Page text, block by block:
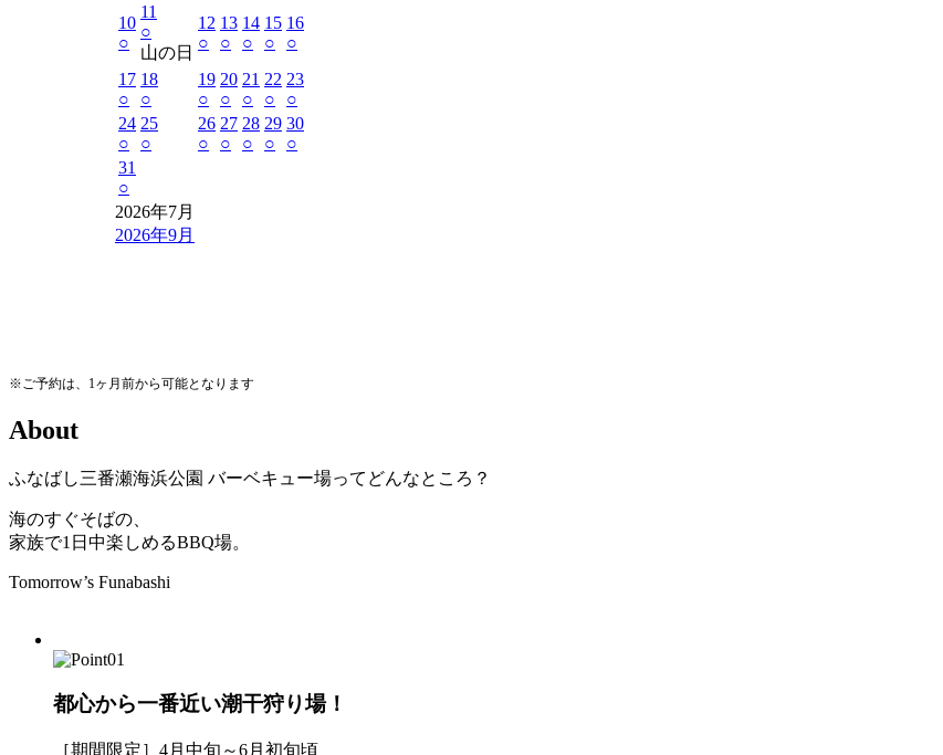
10
○
11
○
山の日
12
○
13
○
14
○
15
○
16
○
17
○
18
○
19
○
20
○
21
○
22
○
23
○
24
○
25
○
26
○
27
○
28
○
29
○
30
○
31
○
2026年7月
2026年9月
※ご予約は、1ヶ月前から可能となります
About
ふなばし三番瀬海浜公園 バーベキュー場ってどんなところ？
海のすぐそばの、
家族で1日中楽しめるBBQ場。
Tomorrow’s Funabashi
都心から一番近い潮干狩り場！
［期間限定］4月中旬～6月初旬頃